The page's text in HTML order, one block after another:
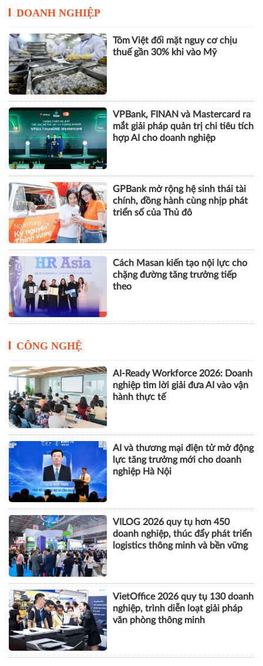
DOANH NGHIỆP
Tôm Việt đối mặt nguy cơ chịu
thuế gần 30% khi vào Mỹ
VPBank, FINAN và Mastercard ra
mắt giải pháp quản trị chi tiêu tích
hợp AI cho doanh nghiệp
GPBank mở rộng hệ sinh thái tài
chính, đồng hành cùng nhịp phát
triển số của Thủ đô
CÔNG NGHỆ
AI-Ready Workforce 2026: Doanh
nghiệp tìm lời giải đưa AI vào vận
hành thực tế
AI và thương mại điện tử mở động
lực tăng trưởng mới cho doanh
nghiệp Hà Nội
VILOG 2026 quy tụ hơn 450
doanh nghiệp, thúc đẩy phát triển
logistics thông minh và bền vững